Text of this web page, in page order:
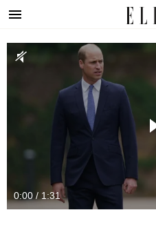
0:00 / 1:31